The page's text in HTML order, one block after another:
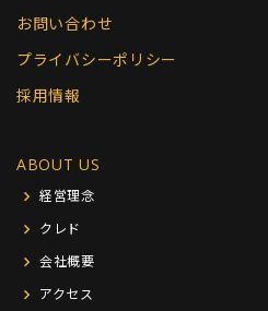
お問い合わせ
プライバシーポリシー
採用情報
ABOUT US
経営理念
クレド
会社概要
アクセス